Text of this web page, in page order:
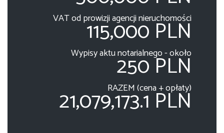
VAT od prowizji agencji nieruchomości
115,000 PLN
Wypisy aktu notarialnego - około
250 PLN
RAZEM (cena + opłaty)
21,079,173.1 PLN